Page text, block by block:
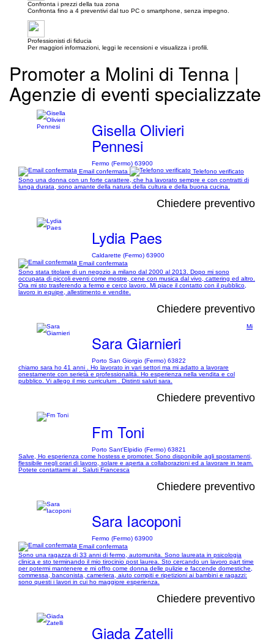
Confronta i prezzi della tua zona
Confronta fino a 4 preventivi dal tuo PC o smartphone, senza impegno.
Professionisti di fiducia
Per maggiori informazioni, leggi le recensioni e visualizza i profili.
Promoter a Molini di Tenna |
Agenzie di eventi specializzate
Gisella Olivieri
Pennesi
Fermo (Fermo) 63900
Email confermata
Telefono verificato
Sono una donna con un forte carattere, che ha lavorato sempre e con contratti di
lunga durata, sono amante della natura della cultura e della buona cucina.
Chiedere preventivo
Lydia Paes
Caldarette (Fermo) 63900
Email confermata
Sono stata titolare di un negozio a milano dal 2000 al 2013. Dopo mi sono
occupata di piccoli eventi come mostre, cene con musica dal vivo, cattering ed altro.
Ora mi sto trasferendo a fermo e cerco lavoro. Mi piace il contatto con il pubblico,
lavoro in equipe, allestimento e vendite.
Chiedere preventivo
Sara Giarnieri
Porto San Giorgio (Fermo) 63822
Mi
chiamo sara ho 41 anni . Ho lavorato in vari settori ma mi adatto a lavorare
onestamente con serietà e professionalità. Ho esperienza nella vendita e col
pubblico. Vi allego il mio curriculum . Distinti saluti sara.
Chiedere preventivo
Fm Toni
Porto Sant'Elpidio (Fermo) 63821
Salve, Ho esperienza come hostess e promoter. Sono disponibile agli spostamenti,
flessibile negli orari di lavoro, solare e aperta a collaborazioni ed a lavorare in team.
Potete contattarmi al . Saluti Francesca
Chiedere preventivo
Sara Iacoponi
Fermo (Fermo) 63900
Email confermata
Sono una ragazza di 33 anni di fermo, automunita. Sono laureata in psicologia
clinica e sto terminando il mio tirocinio post laurea. Sto cercando un lavoro part time
per potermi mantenere e mi offro come donna delle pulizie e faccende domestiche,
commessa, banconista, cameriera, aiuto compiti e ripetizioni ai bambini e ragazzi:
sono questi i lavori in cui ho maggiore esperienza.
Chiedere preventivo
Giada Zatelli